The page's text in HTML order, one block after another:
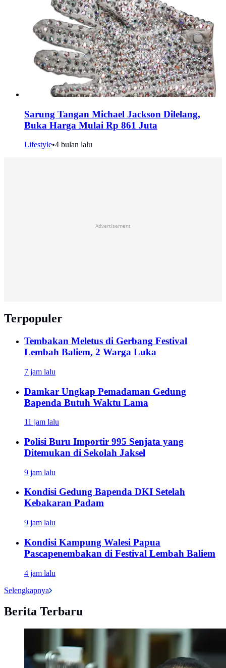
Sarung Tangan Michael Jackson Dilelang,
Buka Harga Mulai Rp 861 Juta
Lifestyle•4 bulan lalu
Advertisement
Terpopuler
Tembakan Meletus di Gerbang Festival
Lembah Baliem, 2 Warga Luka
7 jam lalu
Damkar Ungkap Pemadaman Gedung
Bapenda Butuh Waktu Lama
11 jam lalu
Polisi Buru Importir 995 Senjata yang
Ditemukan di Sekolah Jaksel
9 jam lalu
Kondisi Gedung Bapenda DKI Setelah
Kebakaran Padam
9 jam lalu
Kondisi Kampung Walesi Papua
Pascapenembakan di Festival Lembah Baliem
4 jam lalu
Selengkapnya
Berita Terbaru